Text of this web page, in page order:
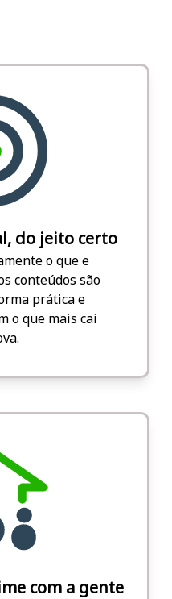
do jeito certo
o que e
conteúdos são
prática e
o que mais cai
com a gente